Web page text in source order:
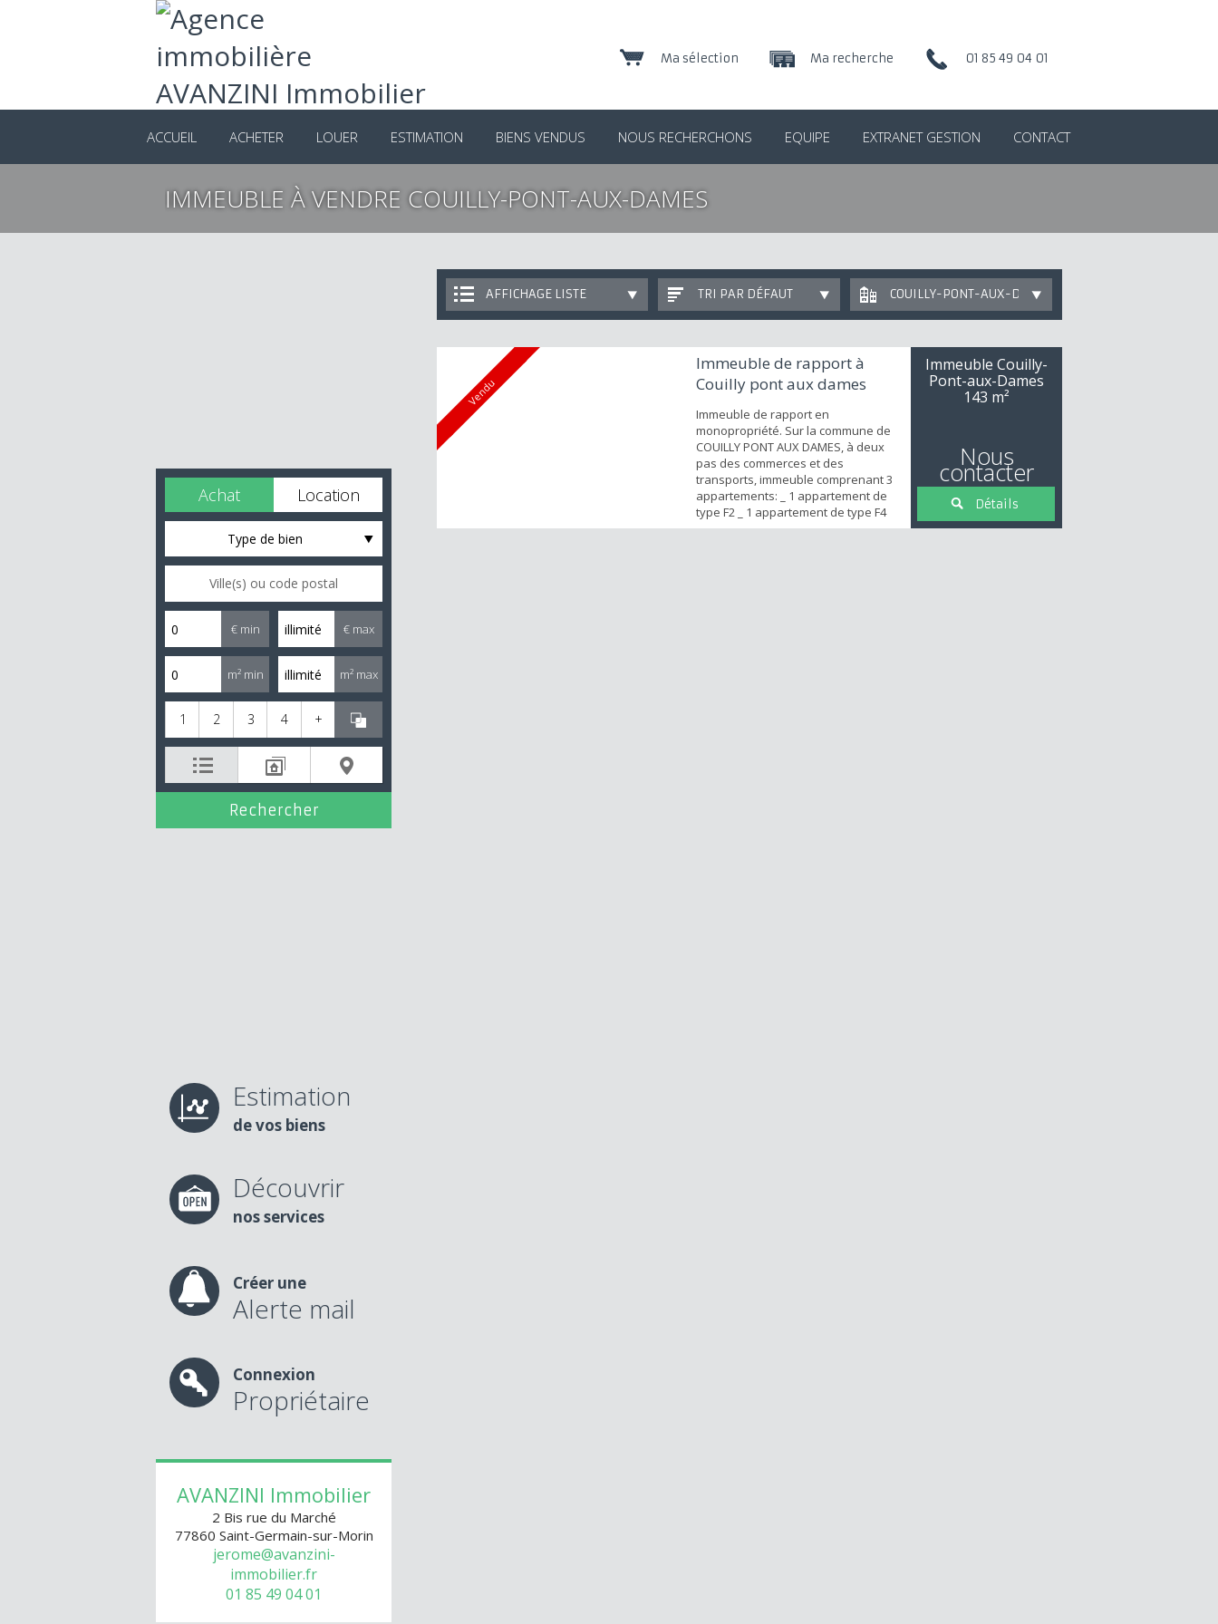
01 85 49 04 01
Ma recherche
Ma sélection
ACCUEIL ACHETER LOUER ESTIMATION BIENS VENDUS NOUS RECHERCHONS EQUIPE EXTRANET GESTION CONTACT
IMMEUBLE À VENDRE COUILLY-PONT-AUX-DAMES
Achat Location
Type de bien
€ min € max
m² min m² max
1 2 3 4 +
Estimation
de vos biens
Découvrir
nos services
Créer une
Alerte mail
Connexion
Propriétaire
AVANZINI Immobilier
2 Bis rue du Marché
77860 Saint-Germain-sur-Morin
jerome@avanzini-
immobilier.fr
01 85 49 04 01
AFFICHAGE LISTE TRI PAR DÉFAUT COUILLY-PONT-AUX-DAMES
Vendu
Immeuble de rapport à
Couilly pont aux dames
Immeuble de rapport en
monopropriété. Sur la commune de
COUILLY PONT AUX DAMES, à deux
pas des commerces et des
transports, immeuble comprenant 3
appartements: _ 1 appartement de
type F2 _ 1 appartement de type F4
en triplex _ 1 appartement de type
Immeuble Couilly-
Pont-aux-Dames
143 m²
Nous
contacter
Détails